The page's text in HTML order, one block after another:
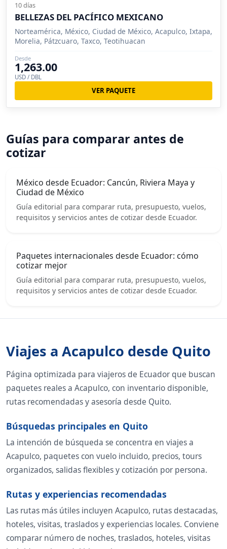
10 días
BELLEZAS DEL PACÍFICO MEXICANO
Norteamérica, México, Ciudad de México, Acapulco, Ixtapa,
Morelia, Pátzcuaro, Taxco, Teotihuacan
Desde
1,263.00
USD / DBL
VER PAQUETE
Guías para comparar antes de
cotizar
México desde Ecuador: Cancún, Riviera Maya y
Ciudad de México
Guía editorial para comparar ruta, presupuesto, vuelos,
requisitos y servicios antes de cotizar desde Ecuador.
Paquetes internacionales desde Ecuador: cómo
cotizar mejor
Guía editorial para comparar ruta, presupuesto, vuelos,
requisitos y servicios antes de cotizar desde Ecuador.
Viajes a Acapulco desde Quito
Página optimizada para viajeros de Ecuador que buscan
paquetes reales a Acapulco, con inventario disponible,
rutas recomendadas y asesoría desde Quito.
Búsquedas principales en Quito
La intención de búsqueda se concentra en viajes a
Acapulco, paquetes con vuelo incluido, precios, tours
organizados, salidas flexibles y cotización por persona.
Rutas y experiencias recomendadas
Las rutas más útiles incluyen Acapulco, rutas destacadas,
hoteles, visitas, traslados y experiencias locales. Conviene
comparar número de noches, traslados, hoteles, visitas